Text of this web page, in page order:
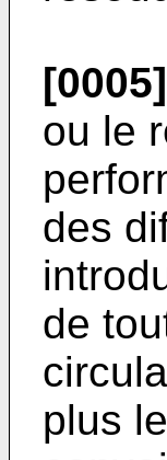
[0005]
ou le
des
de
plus